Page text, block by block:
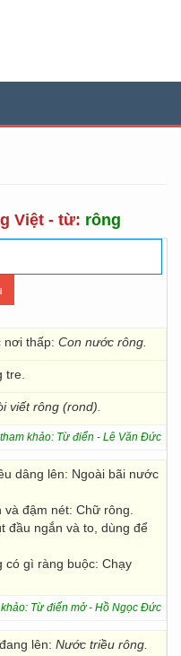
Việt - từ: rông
nơi thấp: Con nước rông.
tre.
viết rông (rond).
khảo: Từ điển - Lê Văn Đức
dâng lên: Ngoài bãi nước
đậm nét: Chữ rông.
đầu ngắn và to, dùng để
có gì ràng buộc: Chạy
Từ điển mở - Hồ Ngọc Đức
lên: Nước triều rông.